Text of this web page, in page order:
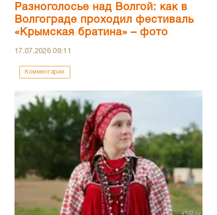
Разноголосье над Волгой: как в
Волгограде проходил фестиваль
«Крымская братина» – фото
17.07.202609:11
Комментарии